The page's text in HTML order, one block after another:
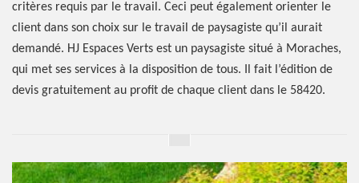
critères requis par le travail. Ceci peut également orienter le
client dans son choix sur le travail de paysagiste qu’il aurait
demandé. HJ Espaces Verts est un paysagiste situé à Moraches,
qui met ses services à la disposition de tous. Il fait l’édition de
devis gratuitement au profit de chaque client dans le 58420.